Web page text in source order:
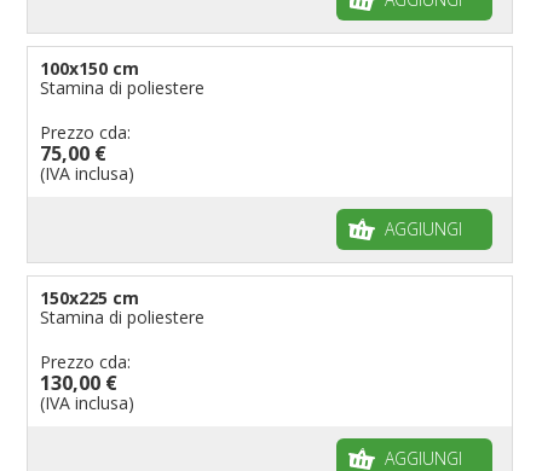
100x150 cm
Stamina di poliestere
Prezzo cda:
75,00 €
(IVA inclusa)
AGGIUNGI
150x225 cm
Stamina di poliestere
Prezzo cda:
130,00 €
(IVA inclusa)
AGGIUNGI